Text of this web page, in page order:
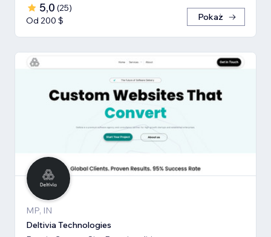
5,0 (25)
Od 200 $
Pokaż
MP, IN
Deltivia Technologies